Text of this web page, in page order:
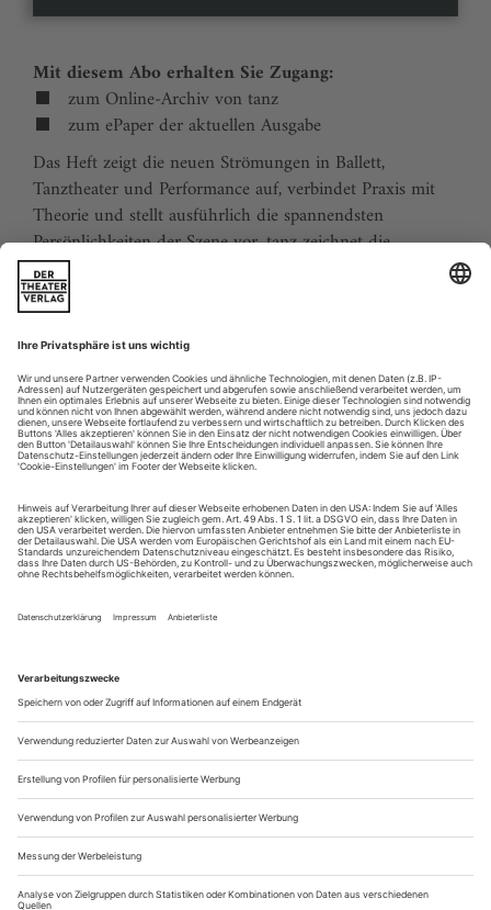
Mit diesem Abo erhalten Sie Zugang:
zum Online-Archiv von tanz
zum ePaper der aktuellen Ausgabe
Das Heft zeigt die neuen Strömungen in Ballett,
Tanztheater und Performance auf, verbindet Praxis mit
Theorie und stellt ausführlich die spannendsten
Persönlichkeiten der Szene vor. tanz zeichnet die
Traditionen der Tanzgeschichte nach und stellt
zukunftsweisende Ideen vor. Der Kalender ermöglicht
Tanzliebhabern ihre Reiseplanung in Europa. Eine
aktuelle Liste von Auditions und Workshops sowie der
Schulindex sind unverzichtbar für Profis und das
tanzbegeisterte Publikum.
tanz erscheint zwölf mal im Jahr incl. Doppelheft und
Jahrbuch. Sie erhalten Zugang zum Online-Archiv von
tanz und können sowohl das aktuelle ePaper als auch das
ePaper-Archiv über Ihren Account auf www.der-
theaterverlag.de einsehen. Das Abonnement hat eine
Laufzeit von einem Monat und verlängert sich jeweils um
einen weiteren Monat, sofern es nicht vom Kunden auf
der Seite „Mein Konto/Meine Bestellungen“ auf
des erworbenen Bezugszeitraumes automatisch in Kraft.
Aus steuerlichen Gründen abweichende Preise für Käufe
außerhalb Deutschlands (Endpreis vor Auslösen der Bestellung
ersichtlich)
9,99 €